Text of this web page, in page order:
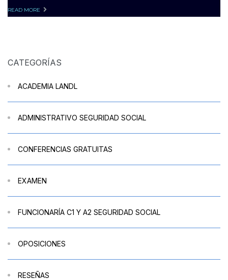
READ MORE
CATEGORÍAS
ACADEMIA LANDL
ADMINISTRATIVO SEGURIDAD SOCIAL
CONFERENCIAS GRATUITAS
EXAMEN
FUNCIONARÍA C1 Y A2 SEGURIDAD SOCIAL
OPOSICIONES
RESEÑAS